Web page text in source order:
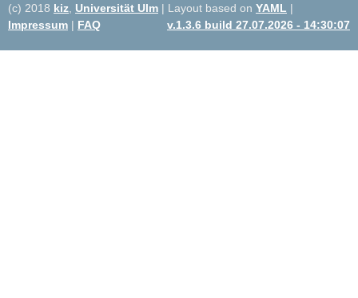
(c) 2018 kiz Universität Ulm | Layout based on YAML |
Impressum | FAQ v.1.3.6 build 27.07.2026 - 14:30:07